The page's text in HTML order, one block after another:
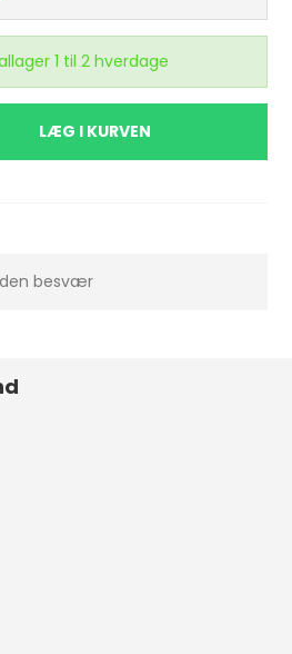
1 til 2 hverdage
LÆG I KURVEN
besvær